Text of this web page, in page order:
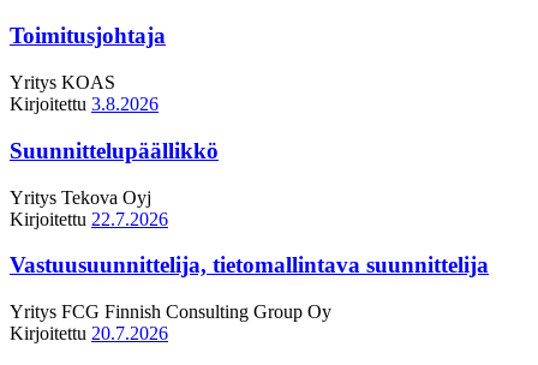
Toimitusjohtaja
Yritys KOAS
Kirjoitettu 3.8.2026
Suunnittelupäällikkö
Yritys Tekova Oyj
Kirjoitettu 22.7.2026
Vastuusuunnittelija, tietomallintava suunnittelija
Yritys FCG Finnish Consulting Group Oy
Kirjoitettu 20.7.2026